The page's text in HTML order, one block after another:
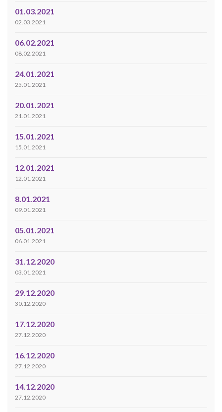
01.03.2021
02.03.2021
06.02.2021
08.02.2021
24.01.2021
25.01.2021
20.01.2021
21.01.2021
15.01.2021
15.01.2021
12.01.2021
12.01.2021
8.01.2021
09.01.2021
05.01.2021
06.01.2021
31.12.2020
03.01.2021
29.12.2020
30.12.2020
17.12.2020
27.12.2020
16.12.2020
27.12.2020
14.12.2020
27.12.2020